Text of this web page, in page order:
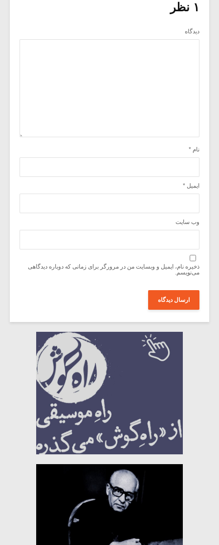
۱ نظر
دیدگاه
نام *
ایمیل *
وب‌ سایت
ذخیره نام، ایمیل و وبسایت من در مرورگر برای زمانی که دوباره دیدگاهی
می‌نویسم.